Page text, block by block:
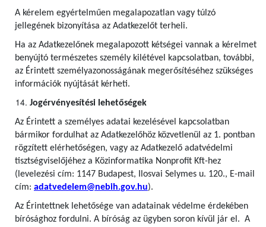
A kérelem egyértelműen megalapozatlan vagy túlzó
jellegének bizonyítása az Adatkezelőt terheli.
Ha az Adatkezelőnek megalapozott kétségei vannak a kérelmet
benyújtó természetes személy kilétével kapcsolatban, további,
az Érintett személyazonosságának megerősítéséhez szükséges
információk nyújtását kérheti.
Jogérvényesítési lehetőségek
Az Érintett a személyes adatai kezelésével kapcsolatban
bármikor fordulhat az Adatkezelőhöz közvetlenül az 1. pontban
rögzített elérhetőségen, vagy az Adatkezelő adatvédelmi
tisztségviselőjéhez a Közinformatika Nonprofit Kft-hez
(levelezési cím: 1147 Budapest, Ilosvai Selymes u. 120., E-mail
cím: adatvedelem@nebih.gov.hu).
Az Érintettnek lehetősége van adatainak védelme érdekében
bírósághoz fordulni. A bíróság az ügyben soron kívül jár el. A